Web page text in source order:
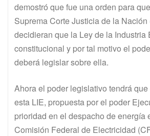
demostró que fue una orden para
Suprema Corte Justicia de la Nación
decidieran que la Ley de la Industria
constitucional y por tal motivo el
deberá legislar sobre ella.
Ahora el poder legislativo tendrá
esta LIE, propuesta por el poder
prioridad en el despacho de energía
Comisión Federal de Electricidad